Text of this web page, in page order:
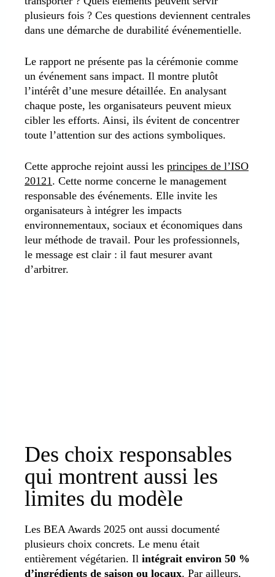
plusieurs fois ? Ces questions deviennent centrales
dans une démarche de durabilité événementielle.
Le rapport ne présente pas la cérémonie comme
un événement sans impact. Il montre plutôt
l’intérêt d’une mesure détaillée. En analysant
chaque poste, les organisateurs peuvent mieux
cibler les efforts. Ainsi, ils évitent de concentrer
toute l’attention sur des actions symboliques.
Cette approche rejoint aussi les principes de l’ISO
20121 . Cette norme concerne le management
responsable des événements. Elle invite les
organisateurs à intégrer les impacts
environnementaux, sociaux et économiques dans
leur méthode de travail. Pour les professionnels,
le message est clair : il faut mesurer avant
d’arbitrer.
Des choix responsables
qui montrent aussi les
limites du modèle
Les BEA Awards 2025 ont aussi documenté
plusieurs choix concrets. Le menu était
entièrement végétarien. Il intégrait environ 50 %
d’ingrédients de saison ou locaux. Par ailleurs,